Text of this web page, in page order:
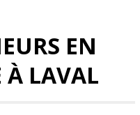
EN
À LAVAL